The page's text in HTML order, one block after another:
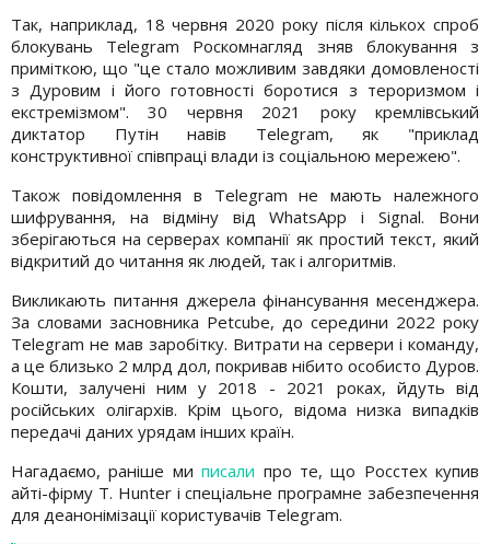
Так, наприклад, 18 червня 2020 року після кількох спроб
блокувань Telegram Роскомнагляд зняв блокування з
приміткою, що "це стало можливим завдяки домовленості
з Дуровим і його готовності боротися з тероризмом і
екстремізмом". 30 червня 2021 року кремлівський
диктатор Путін навів Telegram, як "приклад
конструктивної співпраці влади із соціальною мережею".
Також повідомлення в Telegram не мають належного
шифрування, на відміну від WhatsApp і Signal. Вони
зберігаються на серверах компанії як простий текст, який
відкритий до читання як людей, так і алгоритмів.
Викликають питання джерела фінансування месенджера.
За словами засновника Petcube, до середини 2022 року
Telegram не мав заробітку. Витрати на сервери і команду,
а це близько 2 млрд дол, покривав нібито особисто Дуров.
Кошти, залучені ним у 2018 - 2021 роках, йдуть від
російських олігархів. Крім цього, відома низка випадків
передачі даних урядам інших країн.
Нагадаємо, раніше миписали про те, що Росстех купив
айті-фірму T. Hunter і спеціальне програмне забезпечення
для деанонімізації користувачів Telegram.